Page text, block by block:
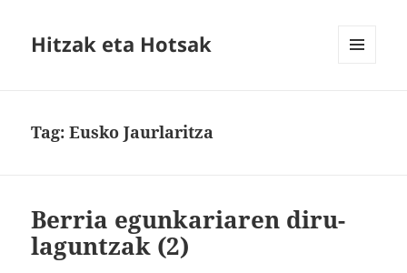
Hitzak eta Hotsak
Tag:Eusko Jaurlaritza
Berria egunkariaren diru-
laguntzak (2)